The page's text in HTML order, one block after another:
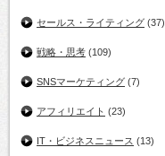
セールス・ライティング (37)
戦略・思考 (109)
SNSマーケティング (7)
アフィリエイト (23)
IT・ビジネスニュース (13)